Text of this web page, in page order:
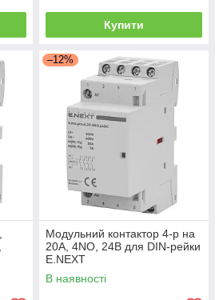
Купити
–12%
Модульний контактор 4-р на
20А, 4NO, 24В для DIN-рейки
E.NEXT
В наявності